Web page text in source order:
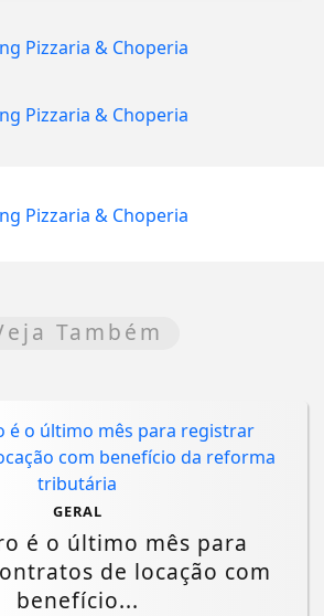
Também
GERAL
é o último mês para
de locação com
benefício...